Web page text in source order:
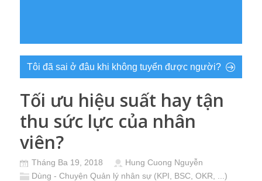
Tôi đã sai ở đâu khi không tuyển được người?
Tối ưu hiệu suất hay tận
thu sức lực của nhân
viên?
Tháng Ba 19, 2018
Hung Cuong Nguyễn
Dùng - Chuyện Quản lý nhân sự (KPI, BSC, OKR, ...)